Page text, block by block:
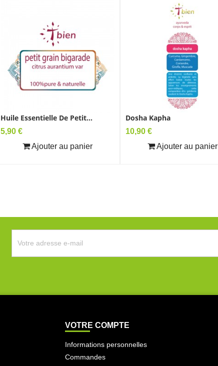
Huile Essentielle De Petit...
Prix
5,90 €
Ajouter au panier
Dosha Kapha
Prix
10,90 €
Ajouter au panier
VOTRE COMPTE
Informations personnelles
Commandes